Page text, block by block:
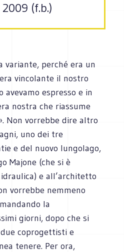
(f.b.)
variante, perché era un
vincolante il nostro
avevamo espresso e in
nostra che riassume
Non vorrebbe dire altro
uno dei tre
e del nuovo lungolago,
Majone (che si è
e all’architetto
vorrebbe nemmeno
la
giorni, dopo che si
coprogettisti e
tenere. Per ora,